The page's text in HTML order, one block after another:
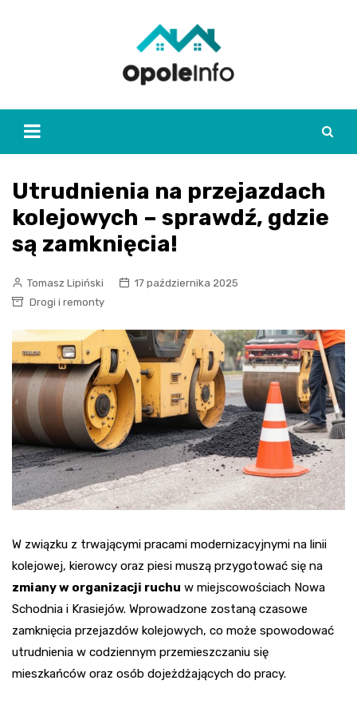
Utrudnienia na przejazdach
kolejowych – sprawdź, gdzie
są zamknięcia!
Tomasz Lipiński
17 października 2025
Drogi i remonty
W związku z trwającymi pracami modernizacyjnymi na linii
kolejowej, kierowcy oraz piesi muszą przygotować się na
zmiany w organizacji ruchu w miejscowościach Nowa
Schodnia i Krasiejów. Wprowadzone zostaną czasowe
zamknięcia przejazdów kolejowych, co może spowodować
utrudnienia w codziennym przemieszczaniu się
mieszkańców oraz osób dojeżdżających do pracy.